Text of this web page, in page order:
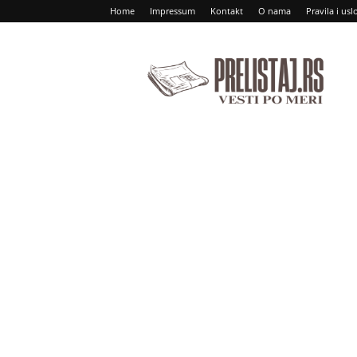
Home Impressum Kontakt O nama Pravila i
RS